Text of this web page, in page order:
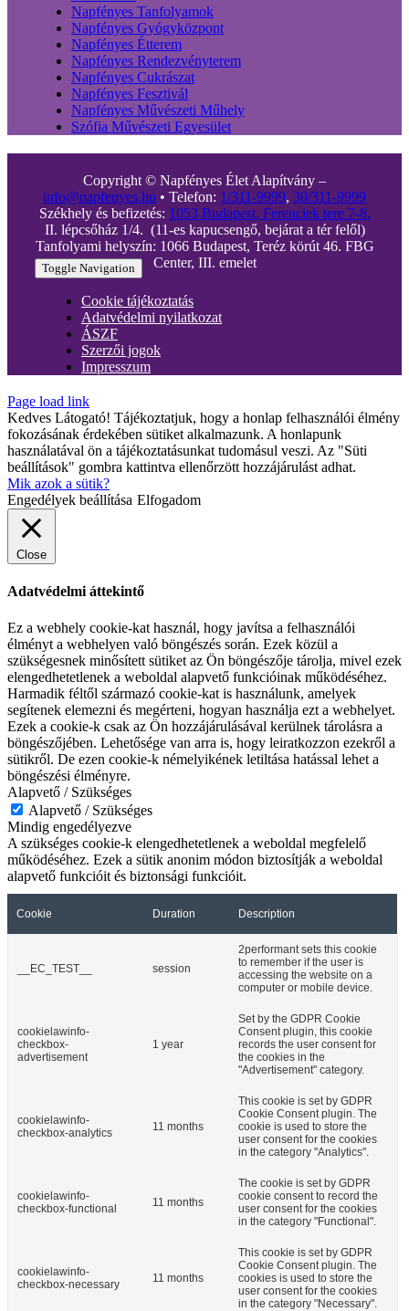
Napfényes Tanfolyamok
Napfényes Gyógyközpont
Napfényes Étterem
Napfényes Rendezvényterem
Napfényes Cukrászat
Napfényes Fesztivál
Napfényes Művészeti Műhely
Szófia Művészeti Egyesület
Copyright © Napfényes Élet Alapítvány –
info@napfenyes.hu • Telefon: 1/311-9999, 30/311-9999
Székhely és befizetés: 1053 Budapest, Ferenciek tere 7-8.
II. lépcsőház 1/4. (11-es kapucsengő, bejárat a tér felől)
Tanfolyami helyszín: 1066 Budapest, Teréz körút 46. FBG
Center, III. emelet
Toggle Navigation
Cookie tájékoztatás
Adatvédelmi nyilatkozat
ÁSZF
Szerzői jogok
Impresszum
Page load link
Kedves Látogató! Tájékoztatjuk, hogy a honlap felhasználói élmény
fokozásának érdekében sütiket alkalmazunk. A honlapunk
használatával ön a tájékoztatásunkat tudomásul veszi. Az "Süti
beállítások" gombra kattintva ellenőrzött hozzájárulást adhat.
Mik azok a sütik?
Engedélyek beállítása Elfogadom
Close
Adatvédelmi áttekintő
Ez a webhely cookie-kat használ, hogy javítsa a felhasználói
élményt a webhelyen való böngészés során. Ezek közül a
szükségesnek minősített sütiket az Ön böngészője tárolja, mivel ezek
elengedhetetlenek a weboldal alapvető funkcióinak működéséhez.
Harmadik féltől származó cookie-kat is használunk, amelyek
segítenek elemezni és megérteni, hogyan használja ezt a webhelyet.
Ezek a cookie-k csak az Ön hozzájárulásával kerülnek tárolásra a
böngészőjében. Lehetősége van arra is, hogy leiratkozzon ezekről a
sütikről. De ezen cookie-k némelyikének letiltása hatással lehet a
böngészési élményre.
Alapvető / Szükséges
Alapvető / Szükséges
Mindig engedélyezve
A szükséges cookie-k elengedhetetlenek a weboldal megfelelő
működéséhez. Ezek a sütik anonim módon biztosítják a weboldal
alapvető funkcióit és biztonsági funkcióit.
Cookie Duration Description
__EC_TEST__ session
2performant sets this cookie
to remember if the user is
accessing the website on a
computer or mobile device.
cookielawinfo-
checkbox-
advertisement
1 year
Set by the GDPR Cookie
Consent plugin, this cookie
records the user consent for
the cookies in the
"Advertisement" category.
cookielawinfo-
checkbox-analytics
11 months
This cookie is set by GDPR
Cookie Consent plugin. The
cookie is used to store the
user consent for the cookies
in the category "Analytics".
cookielawinfo-
checkbox-functional
11 months
The cookie is set by GDPR
cookie consent to record the
user consent for the cookies
in the category "Functional".
cookielawinfo-
checkbox-necessary
11 months
This cookie is set by GDPR
Cookie Consent plugin. The
cookies is used to store the
user consent for the cookies
in the category "Necessary".